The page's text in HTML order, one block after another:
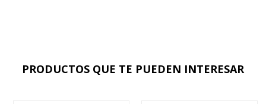
PRODUCTOS QUE TE PUEDEN INTERESAR